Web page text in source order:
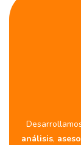
análisis,